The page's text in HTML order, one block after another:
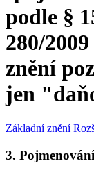
podle §
280/
znění
jen
Základní znění
3.